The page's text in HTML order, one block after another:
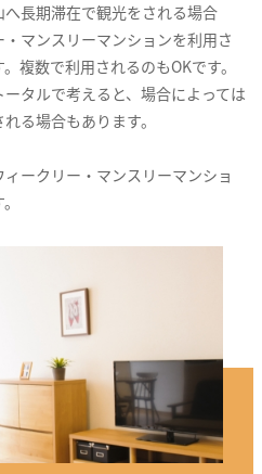
長期滞在で観光をされる場合
マンスリーマンションを利用さ
複数で利用されるのもOKです。
タルで考えると、場合によっては
る場合もあります。
ークリー・マンスリーマンショ